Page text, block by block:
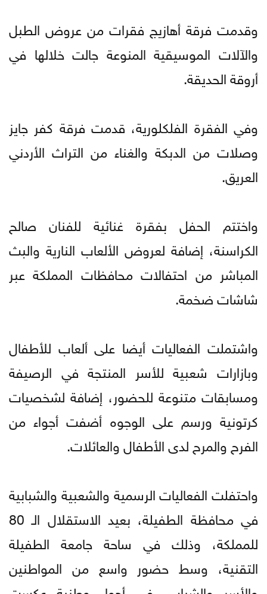
وقدمت فرقة أهازيج فقرات من عروض الطبل
والآلات الموسيقية المنوعة جالت خلالها في
أروقة الحديقة.
وفي الفقرة الفلكلورية، قدمت فرقة كفر جايز
وصلات من الدبكة والغناء من التراث الأردني
العريق.
واختتم الحفل بفقرة غنائية للفنان صالح
الكراسنة، إضافة لعروض الألعاب النارية والبث
المباشر من احتفالات محافظات المملكة عبر
شاشات ضخمة.
واشتملت الفعاليات أيضا على ألعاب للأطفال
وبازارات شعبية للأسر المنتجة في الرصيفة
ومسابقات متنوعة للحضور، إضافة لشخصيات
كرتونية ورسم على الوجوه أضفت أجواء من
الفرح والمرح لدى الأطفال والعائلات.
واحتفلت الفعاليات الرسمية والشعبية والشبابية
في محافظة الطفيلة، بعيد الاستقلال الـ 80
للمملكة، وذلك في ساحة جامعة الطفيلة
التقنية، وسط حضور واسع من المواطنين